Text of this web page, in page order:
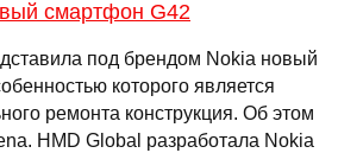
смартфон G42
под брендом Nokia новый
которого является
ремонта конструкция. Об этом
HMD Global разработала Nokia